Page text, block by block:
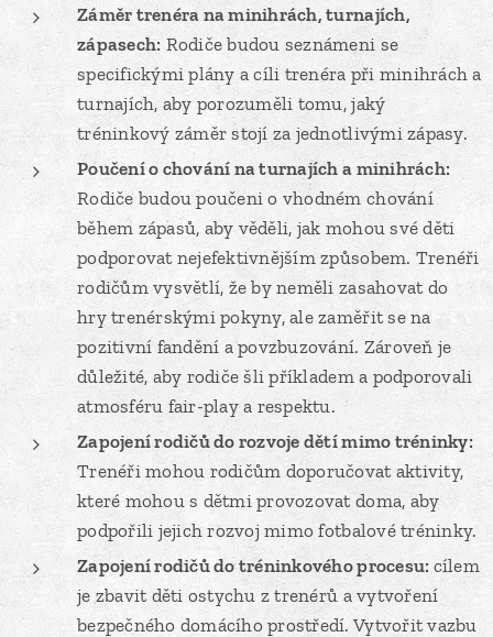
Záměr trenéra na minihrách, turnajích,
zápasech:Rodiče budou seznámeni se
specifickými plány a cíli trenéra při minihrách a
turnajích, aby porozuměli tomu, jaký
tréninkový záměr stojí za jednotlivými zápasy.
Poučení o chování na turnajích a minihrách:
Rodiče budou poučeni o vhodném chování
během zápasů, aby věděli, jak mohou své děti
podporovat nejefektivnějším způsobem. Trenéři
rodičům vysvětlí, že by neměli zasahovat do
hry trenérskými pokyny, ale zaměřit se na
pozitivní fandění a povzbuzování. Zároveň je
důležité, aby rodiče šli příkladem a podporovali
atmosféru fair-play a respektu.
Zapojení rodičů do rozvoje dětí mimo tréninky:
Trenéři mohou rodičům doporučovat aktivity,
které mohou s dětmi provozovat doma, aby
podpořili jejich rozvoj mimo fotbalové tréninky.
Zapojení rodičů do tréninkového procesu: cílem
je zbavit děti ostychu z trenérů a vytvoření
bezpečného domácího prostředí. Vytvořit vazbu